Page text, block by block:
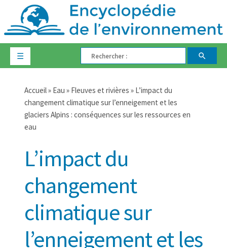
☰
Accueil» Eau » Fleuves et rivières » L’impact du
changement climatique sur l’enneigement et les
glaciers Alpins : conséquences sur les ressources en
eau
L’impact du
changement
climatique sur
l’enneigement et les